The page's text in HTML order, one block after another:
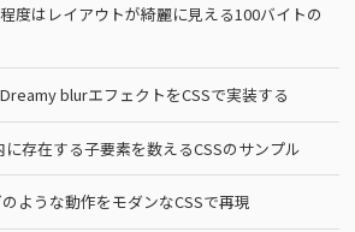
度はレイアウトが綺麗に見える100バイトの
blurエフェクトをCSSで実装する
存在する子要素を数えるCSSのサンプル
ような動作をモダンなCSSで再現